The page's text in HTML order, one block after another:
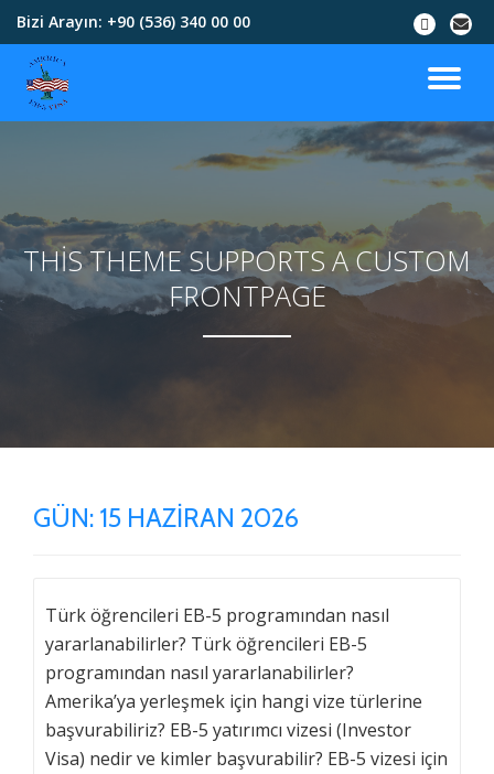
İçeriğe
Bizi Arayın: +90 (536) 340 00 00
THIS THEME SUPPORTS A CUSTOM
FRONTPAGE
GÜN: 15 HAZIRAN 2026
Türk öğrencileri EB-5 programından nasıl
yararlanabilirler? Türk öğrencileri EB-5
programından nasıl yararlanabilirler?
Amerika’ya yerleşmek için hangi vize türlerine
başvurabiliriz? EB-5 yatırımcı vizesi (Investor
Visa) nedir ve kimler başvurabilir? EB-5 vizesi için